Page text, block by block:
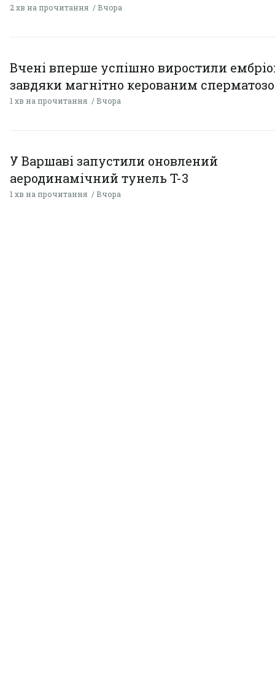
2 хв на прочитання Вчора
Вчені вперше успішно виростили
завдяки магнітно керованим
1 хв на прочитання Вчора
У Варшаві запустили оновлений
аеродинамічний тунель T-3
1 хв на прочитання Вчора